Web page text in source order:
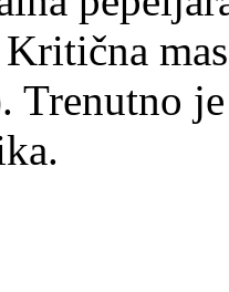
Trenutno